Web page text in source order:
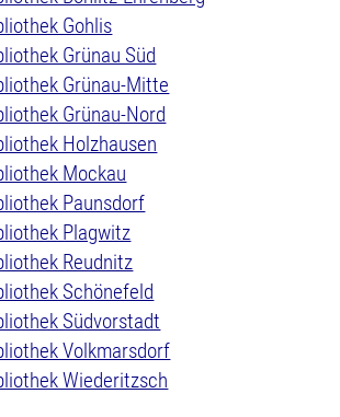
Gohlis
Grünau Süd
Grünau-Mitte
Grünau-Nord
Holzhausen
Mockau
Paunsdorf
Plagwitz
Reudnitz
Schönefeld
Südvorstadt
Volkmarsdorf
Wiederitzsch